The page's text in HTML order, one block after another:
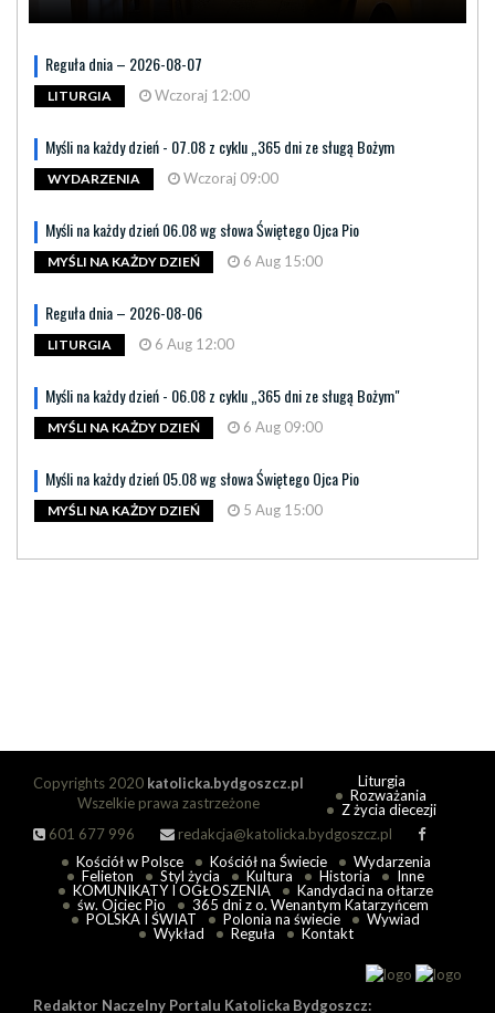
Reguła dnia – 2026-08-07
LITURGIA Wczoraj 12:00
Myśli na każdy dzień - 07.08 z cyklu „365 dni ze sługą Bożym
WYDARZENIA Wczoraj 09:00
Myśli na każdy dzień 06.08 wg słowa Świętego Ojca Pio
MYŚLI NA KAŻDY DZIEŃ 6 Aug 15:00
Reguła dnia – 2026-08-06
LITURGIA 6 Aug 12:00
Myśli na każdy dzień - 06.08 z cyklu „365 dni ze sługą Bożym"
MYŚLI NA KAŻDY DZIEŃ 6 Aug 09:00
Myśli na każdy dzień 05.08 wg słowa Świętego Ojca Pio
MYŚLI NA KAŻDY DZIEŃ 5 Aug 15:00
Copyrights 2020 katolicka.bydgoszcz.pl
Wszelkie prawa zastrzeżone
601 677 996
redakcja@katolicka.bydgoszcz.pl
Liturgia
Rozważania
Z życia diecezji
Kościół w Polsce Kościół na Świecie
Wydarzenia
Felieton
Styl życia Kultura Historia
Inne
KOMUNIKATY I OGŁOSZENIA
Kandydaci na ołtarze
św. Ojciec Pio
365 dni z o. Wenantym Katarzyńcem
POLSKA I ŚWIAT
Polonia na świecie
Wywiad
Wykład
Reguła Kontakt
Redaktor Naczelny Portalu Katolicka Bydgoszcz: